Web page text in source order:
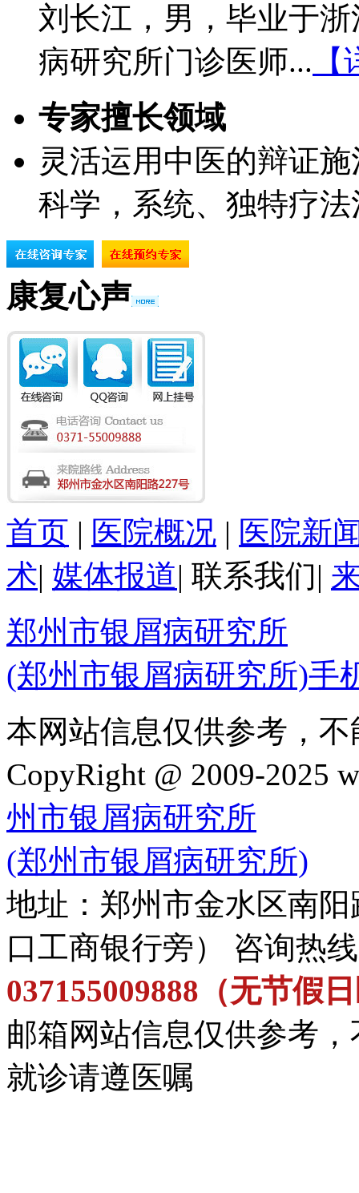
刘长江，男，毕业于
病研究所门诊医师...
专家擅长领域
灵活运用中医的辩证
科学，系统、独特疗
康复心声
首页 | 医院概况 | 医院新
术| 媒体报道| 联系我们|
郑州市银屑病研究所
(郑州市银屑病研究所)手
本网站信息仅供参考，
CopyRight @ 2009-2025
州市银屑病研究所
(郑州市银屑病研究所)
地址：郑州市金水区南
口工商银行旁） 咨询热
037155009888（无节假
邮箱网站信息仅供参考
就诊请遵医嘱